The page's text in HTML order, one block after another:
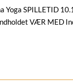
Yoga SPILLETID
VÆR MED